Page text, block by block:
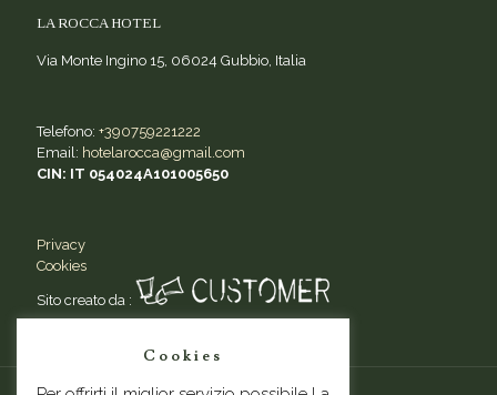
LA ROCCA HOTEL
Via Monte Ingino 15, 06024 Gubbio, Italia
Telefono: +390759221222
Email: hotelarocca@gmail.com
CIN: IT 054024A101005650
Privacy
Cookies
Sito creato da :
Cookies